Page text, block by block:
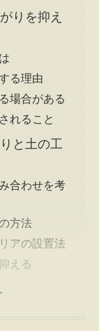
りを抑え
る理由
場合がある
れること
と土の工
合わせを考
方法
アの設置法
える